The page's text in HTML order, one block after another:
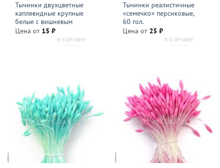
Тычинки двухцветные
каплевидные крупные
белые с вишневым
Цена от 15₽
В КОРЗИНУ
Тычинки реалистичные
«семечко» персиковые,
60 гол.
Цена от 25₽
В КОРЗИНУ